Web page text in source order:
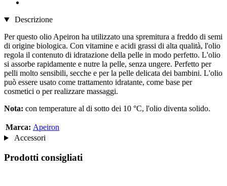
Descrizione
Per questo olio Apeiron ha utilizzato una spremitura a freddo di semi
di origine biologica. Con vitamine e acidi grassi di alta qualità, l'olio
regola il contenuto di idratazione della pelle in modo perfetto. L'olio
si assorbe rapidamente e nutre la pelle, senza ungere. Perfetto per
pelli molto sensibili, secche e per la pelle delicata dei bambini. L'olio
può essere usato come trattamento idratante, come base per
cosmetici o per realizzare massaggi.
Nota: con temperature al di sotto dei 10 °C, l'olio diventa solido.
Marca: Apeiron
Accessori
Prodotti consigliati